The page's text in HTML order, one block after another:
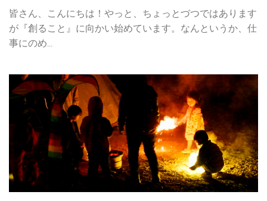
皆さん、こんにちは！やっと、ちょっとづつではあります
が『創ること』に向かい始めています。なんというか、仕
事にのめ...